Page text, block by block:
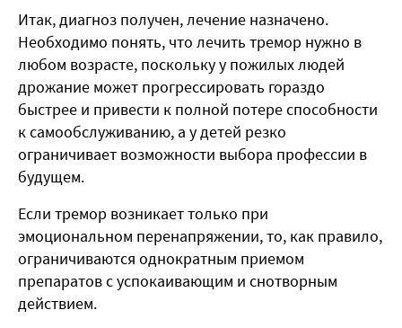
Итак, диагноз получен, лечение назначено.
Необходимо понять, что лечить тремор нужно в
любом возрасте, поскольку у пожилых людей
дрожание может прогрессировать гораздо
быстрее и привести к полной потере способности
к самообслуживанию, а у детей резко
ограничивает возможности выбора профессии в
будущем.
Если тремор возникает только при
эмоциональном перенапряжении, то, как правило,
ограничиваются однократным приемом
препаратов с успокаивающим и снотворным
действием.